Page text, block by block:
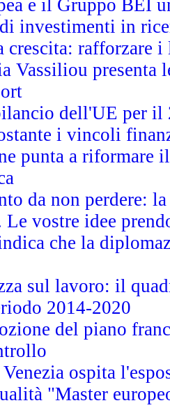
e il Gruppo BEI
investimenti in
crescita: rafforzare
Vassiliou
dell'UE per il
i vincoli
punta a riformare
da non perdere:
Le vostre idee
che la
sul lavoro: il
2014-2020
del piano
ospita
"Master